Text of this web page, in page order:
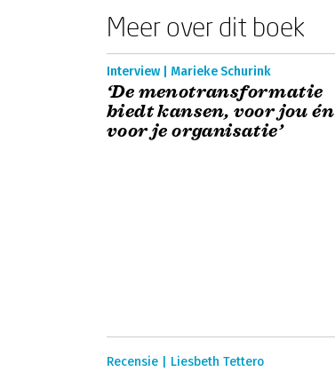
Meer over dit boek
Interview | Marieke Schurink
‘De menotransformatie
biedt kansen, voor jou én
voor je organisatie’
Recensie | Liesbeth Tettero